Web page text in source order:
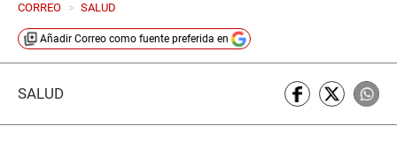
CORREO > SALUD
Añadir Correo como fuente preferida en
SALUD